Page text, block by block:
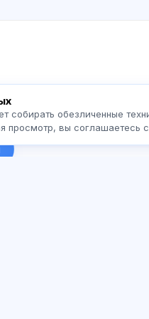
собирать обезличенные
просмотр, вы соглашаетесь с